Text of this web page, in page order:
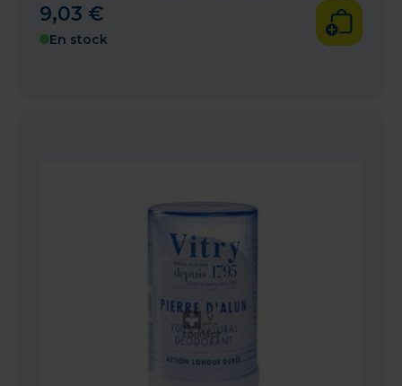
9,03 €
En stock